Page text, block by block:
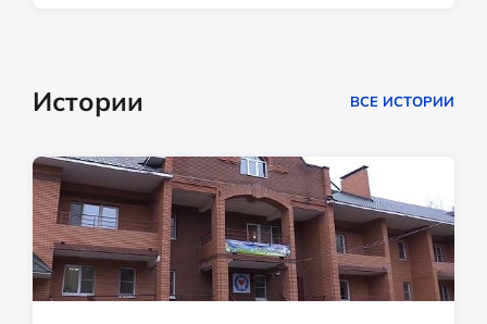
Истории ВСЕ ИСТОРИИ